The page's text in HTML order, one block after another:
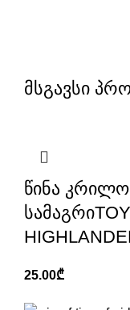
მსგავსი
წინა
25.00₾